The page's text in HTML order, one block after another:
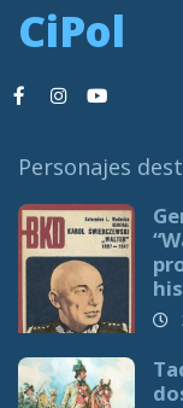
CiPol
Personajes